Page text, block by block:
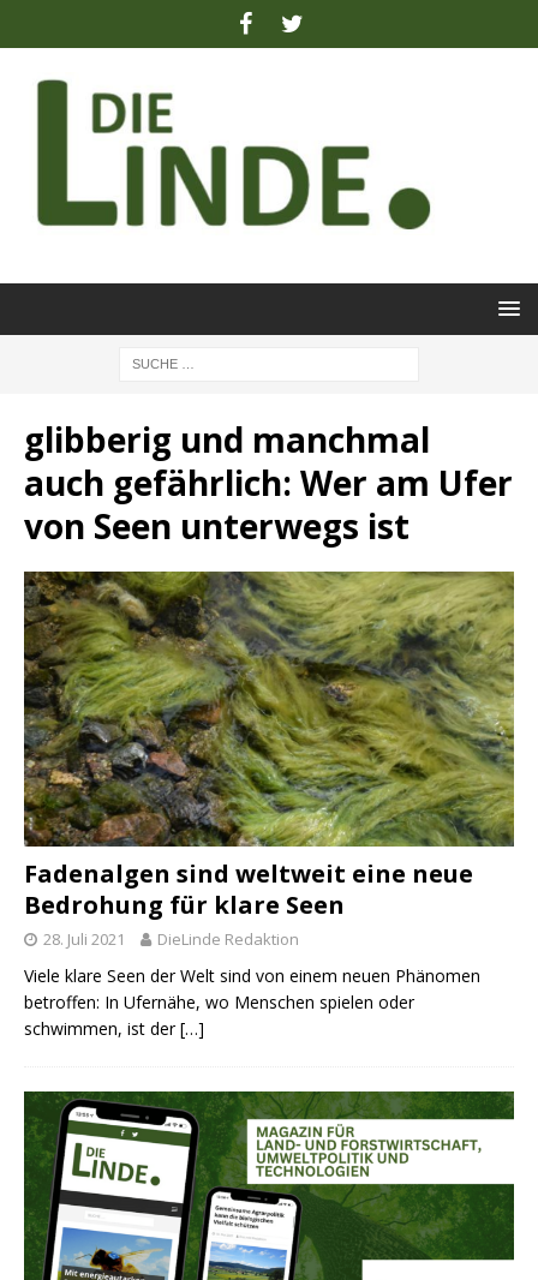
glibberig und manchmal
auch gefährlich: Wer am Ufer
von Seen unterwegs ist
Fadenalgen sind weltweit eine neue
Bedrohung für klare Seen
28. Juli 2021 DieLinde Redaktion
Viele klare Seen der Welt sind von einem neuen Phänomen
betroffen: In Ufernähe, wo Menschen spielen oder
schwimmen, ist der[…]